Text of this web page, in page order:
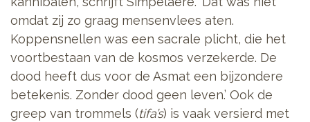
omdat zij zo graag mensenvlees aten.
Koppensnellen was een sacrale plicht, die het
voortbestaan van de kosmos verzekerde. De
dood heeft dus voor de Asmat een bijzondere
betekenis. Zonder dood geen leven.’ Ook de
greep van trommels (tifa’s) is vaak versierd met